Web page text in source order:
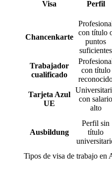
Visa Perfil
Chancenkarte
con título
puntos
suficientes
Trabajador
cualificado
con título
Tarjeta Azul
UE
con salario
alto
Ausbildung
Perfil sin
título
Tipos de visa de trabajo en